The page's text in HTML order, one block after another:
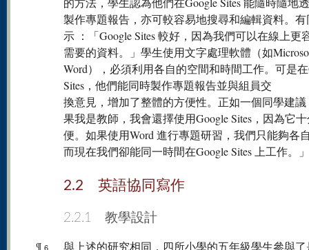
製作專題報告，亦可較容易地搜尋和編輯資料。
示 ：「Google Sites 較好，因為我們可以在線上更
需要的資料。」學生使用文字處理軟體（如
Word），必須利用各自的空間和時間工作。可是在
Sites，他們能同時製作專題報告並與組員交
換意見，增加了整體的方便性。正如一個同學建
果我是教師，我會還擇使用Google Sites，因為它
便。如果使用Word 進行專題研習，我們只能夠各
而現在我們卻能同一時間在Google Sites 上工作。」
2.2 英語協同寫作
2.2.1 教學設計
¶ 6 與上述的研究相同，四所小學的五年級學生參與